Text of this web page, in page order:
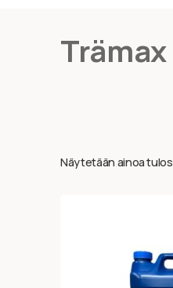
Trämax
Näytetään ainoa tulos